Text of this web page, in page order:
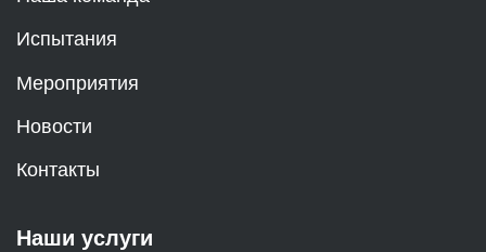
Испытания
Мероприятия
Новости
Контакты
Наши услуги